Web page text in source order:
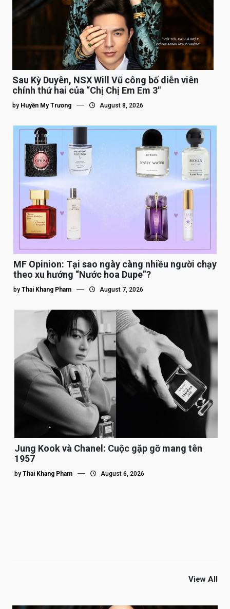
Sau Kỳ Duyên, NSX Will Vũ công bố diễn viên
chính thứ hai của “Chị Chị Em Em 3″
by Huyền My Trương August 8, 2026
MF Opinion: Tại sao ngày càng nhiều người chạy
theo xu hướng “Nước hoa Dupe”?
by Thai Khang Pham August 7, 2026
Jung Kook và Chanel: Cuộc gặp gỡ mang tên
1957
by Thai Khang Pham August 6, 2026
View All